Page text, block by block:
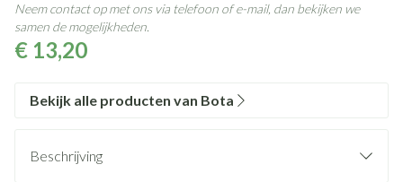
€ 13,20
Neem contact op met ons via telefoon of e-mail, dan bekijken we
samen de mogelijkheden.
Bekijk alle producten van Bota
Beschrijving